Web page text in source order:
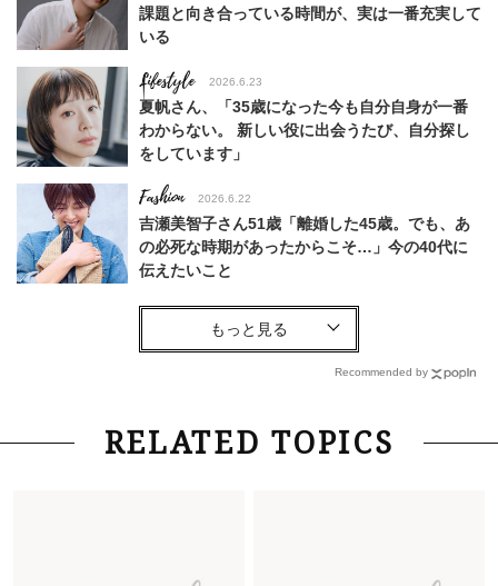
課題と向き合っている時間が、実は一番充実して
いる
Lifestyle 2026.6.23
夏帆さん、「35歳になった今も自分自身が一番
わからない。 新しい役に出会うたび、自分探し
をしています」
Fashion 2026.6.22
吉瀬美智子さん51歳「離婚した45歳。でも、あ
の必死な時期があったからこそ…」今の40代に
伝えたいこと
Fashion
【40代コンサバ派】白Tシャツは「パール×ゴー
Lifestyle 2026.7.29
「お若いですね」は褒め言葉？“若い＝美しい”と
Recommended by
RELATED TOPICS